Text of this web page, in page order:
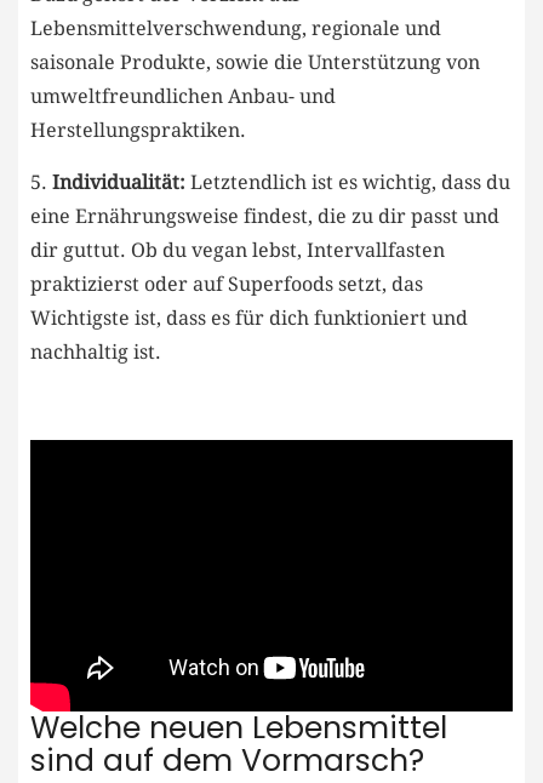
Lebensmittelverschwendung, regionale und
saisonale Produkte, sowie die ⁢Unterstützung von
umweltfreundlichen ⁣Anbau- ​und
Herstellungspraktiken.
5.⁤ Individualität: ‌Letztendlich ist es wichtig, dass du
eine Ernährungsweise findest, die zu dir ‌passt ‍und‍
dir‍ guttut. Ob du⁢ vegan lebst, ​Intervallfasten
praktizierst oder auf Superfoods setzt, das⁤
Wichtigste ist,⁤ dass es für dich funktioniert und
nachhaltig ist.
Welche neuen Lebensmittel
sind auf dem Vormarsch?